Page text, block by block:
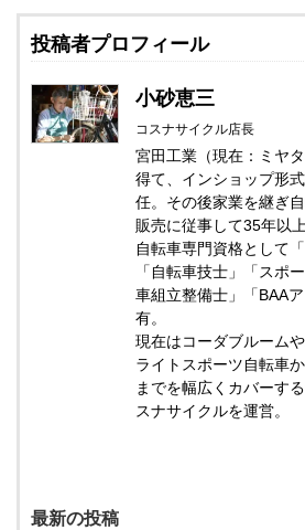
投稿者プロフィール
小砂恵三
コスナサイクル店長
宮田工業（現在：ミヤ
得て、インショップ形
任。その後家業を継ぎ
販売に従事して35年以上
自転車専門資格として
「自転車技士」「スポ
車組立整備士」「BAA
有。
現在はコーダブルーム
ライトスポーツ自転車
までを幅広くカバーす
スナサイクルを運営。
最新の投稿